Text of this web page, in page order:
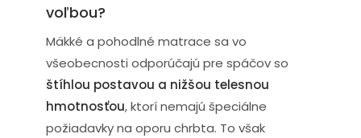
voľbou?
Mäkké a pohodlné matrace sa vo
všeobecnosti odporúčajú pre spáčov so
štíhlou postavou a nižšou telesnou
hmotnosťou, ktorí nemajú špeciálne
požiadavky na oporu chrbta. To však